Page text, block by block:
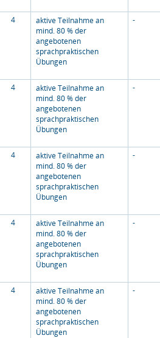
4
aktive Teilnahme an
mind. 80 % der
angebotenen
sprachpraktischen
Übungen
-
4
aktive Teilnahme an
mind. 80 % der
angebotenen
sprachpraktischen
Übungen
-
4
aktive Teilnahme an
mind. 80 % der
angebotenen
sprachpraktischen
Übungen
-
4
aktive Teilnahme an
mind. 80 % der
angebotenen
sprachpraktischen
Übungen
-
4
aktive Teilnahme an
mind. 80 % der
angebotenen
sprachpraktischen
Übungen
-